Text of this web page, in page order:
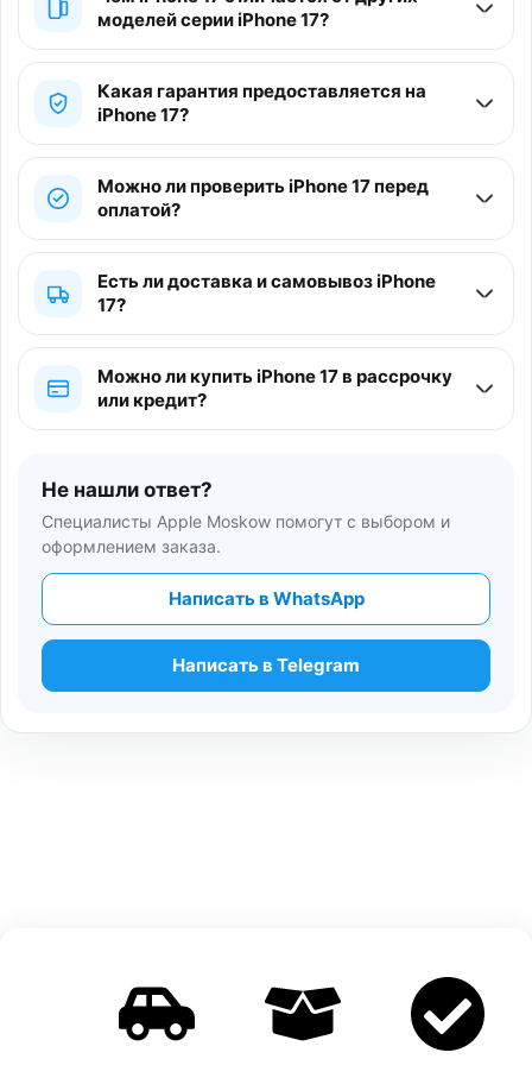
моделей серии iPhone 17?
Какая гарантия предоставляется на
iPhone 17?
Можно ли проверить iPhone 17 перед
оплатой?
Есть ли доставка и самовывоз iPhone
17?
Можно ли купить iPhone 17 в рассрочку
или кредит?
Не нашли ответ?
Специалисты Apple Moskow помогут с выбором и
оформлением заказа.
Написать в WhatsApp
Написать в Telegram